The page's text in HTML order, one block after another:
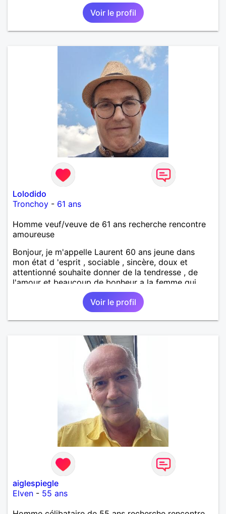
Voir le profil
Lolodido
Tronchoy - 61 ans
Homme veuf/veuve de 61 ans recherche rencontre
amoureuse
Bonjour, je m'appelle Laurent 60 ans jeune dans
mon état d 'esprit , sociable , sincère, doux et
attentionné souhaite donner de la tendresse , de
l'amour et beaucoup de bonheur a la femme qui
souhaitera partager ma vie . Bientôt en retraite a la
fin de l 'année et libre de toute contrainte. Digne de
confiance à la femme qui voudras m 'en accorder
en toute sincérité. Pour le reste venez me découvrir
Voir le profil
aiglespiegle
Elven - 55 ans